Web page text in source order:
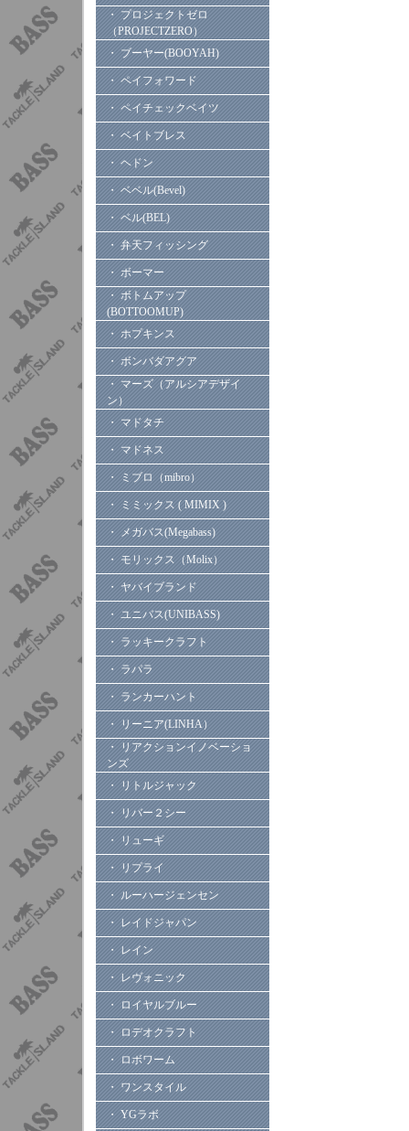
・ プロジェクトゼロ
（PROJECTZERO）
・ ブーヤー(BOOYAH)
・ ペイフォワード
・ ペイチェックベイツ
・ ベイトブレス
・ ヘドン
・ ベベル(Bevel)
・ ベル(BEL)
・ 弁天フィッシング
・ ボーマー
・ ボトムアップ
(BOTTOOMUP)
・ ホプキンス
・ ボンバダアグア
・ マーズ（アルシアデザイ
ン）
・ マドタチ
・ マドネス
・ ミブロ（mibro）
・ ミミックス ( MIMIX )
・ メガバス(Megabass)
・ モリックス（Molix）
・ ヤバイブランド
・ ユニバス(UNIBASS)
・ ラッキークラフト
・ ラパラ
・ ランカーハント
・ リーニア(LINHA）
・ リアクションイノベーショ
ンズ
・ リトルジャック
・ リバー２シー
・ リューギ
・ リプライ
・ ルーハージェンセン
・ レイドジャパン
・ レイン
・ レヴォニック
・ ロイヤルブルー
・ ロデオクラフト
・ ロボワーム
・ ワンスタイル
・ YGラボ